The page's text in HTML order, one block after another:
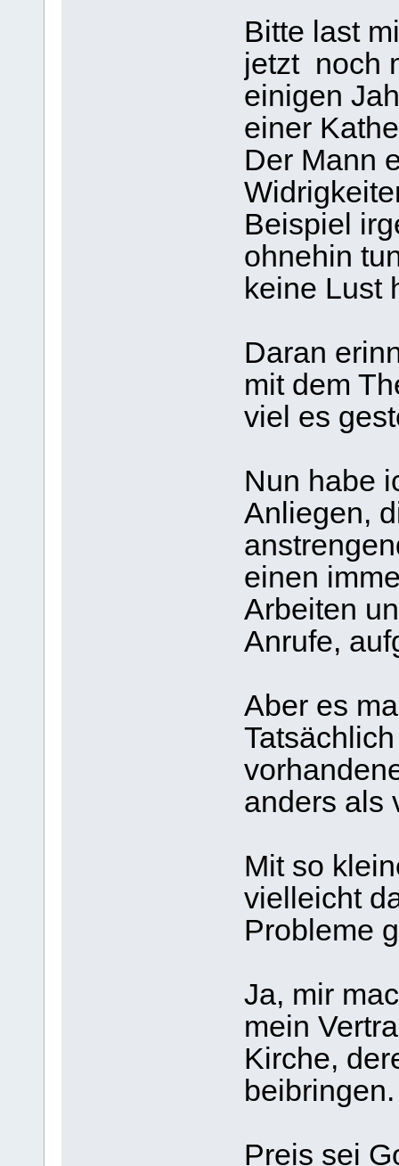
Bitte last
jetzt noch
einigen
einer
Der Mann
Beispiel
ohnehin
keine Lust
Daran
mit dem
viel es
Nun habe
Anliegen,
einen
Arbeiten
Anrufe,
Aber es
anders als
Mit so
vielleicht
Probleme
Ja, mir
mein
Kirche,
beibringen.
Preis sei